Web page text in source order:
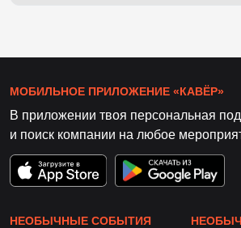
МОБИЛЬНОЕ ПРИЛОЖЕНИЕ «КАВЁР»
В приложении твоя персональная
и поиск компании на любое
НЕОБЫЧНЫЕ СОБЫТИЯ